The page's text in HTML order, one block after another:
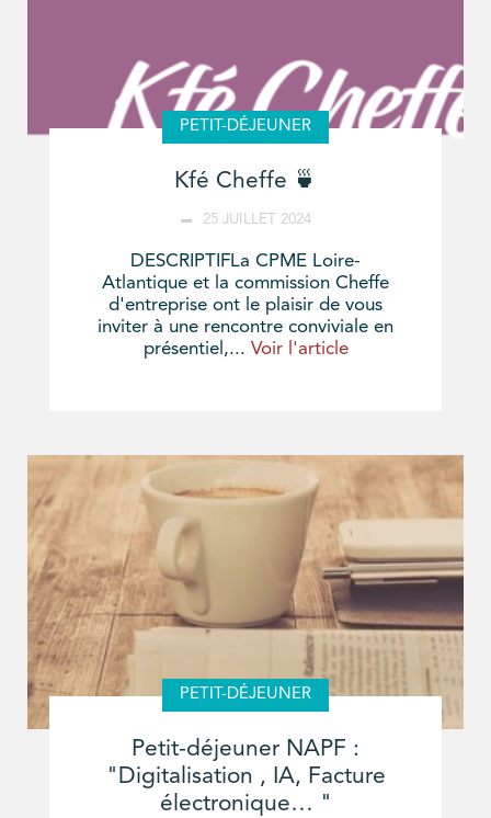
PETIT-DÉJEUNER
Kfé Cheffe 🍵
25 JUILLET 2024
DESCRIPTIFLa CPME Loire-
Atlantique et la commission Cheffe
d'entreprise ont le plaisir de vous
inviter à une rencontre conviviale en
présentiel,... Voir l'article
PETIT-DÉJEUNER
Petit-déjeuner NAPF :
"Digitalisation , IA, Facture
électronique… "